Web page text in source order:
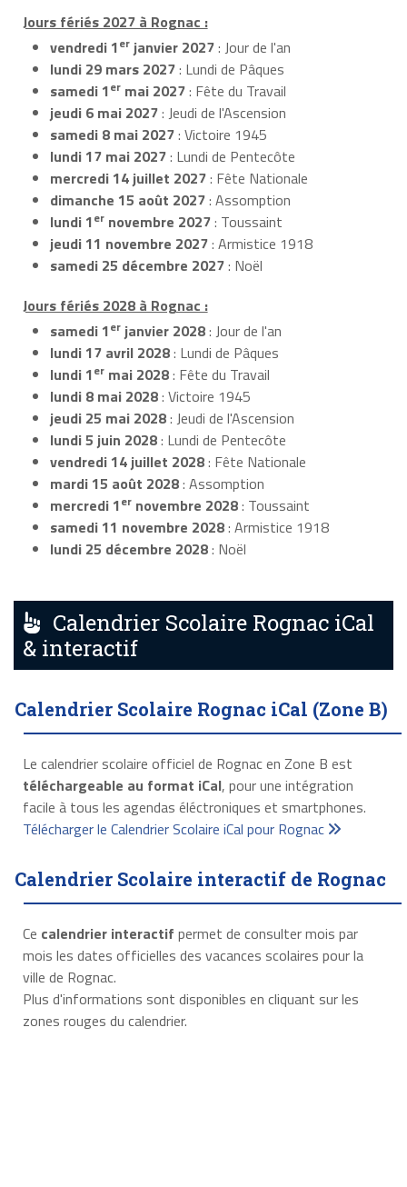
Jours fériés 2027 à Rognac :
vendredi 1er janvier 2027: Jour de l'an
lundi 29 mars 2027: Lundi de Pâques
samedi 1er mai 2027: Fête du Travail
jeudi 6 mai 2027: Jeudi de l'Ascension
samedi 8 mai 2027: Victoire 1945
lundi 17 mai 2027: Lundi de Pentecôte
mercredi 14 juillet 2027: Fête Nationale
dimanche 15 août 2027: Assomption
lundi 1er novembre 2027: Toussaint
jeudi 11 novembre 2027: Armistice 1918
samedi 25 décembre 2027: Noël
Jours fériés 2028 à Rognac :
samedi 1er janvier 2028: Jour de l'an
lundi 17 avril 2028: Lundi de Pâques
lundi 1er mai 2028: Fête du Travail
lundi 8 mai 2028: Victoire 1945
jeudi 25 mai 2028: Jeudi de l'Ascension
lundi 5 juin 2028: Lundi de Pentecôte
vendredi 14 juillet 2028: Fête Nationale
mardi 15 août 2028: Assomption
mercredi 1er novembre 2028: Toussaint
samedi 11 novembre 2028: Armistice 1918
lundi 25 décembre 2028: Noël
Calendrier Scolaire Rognac iCal
& interactif
Calendrier Scolaire Rognac iCal (Zone B)
Le calendrier scolaire officiel de Rognac en Zone B est
téléchargeable au format iCal, pour une intégration
facile à tous les agendas éléctroniques et smartphones.
Télécharger le Calendrier Scolaire iCal pour Rognac
Calendrier Scolaire interactif de Rognac
Ce calendrier interactif permet de consulter mois par
mois les dates officielles des vacances scolaires pour la
ville de Rognac.
Plus d'informations sont disponibles en cliquant sur les
zones rouges du calendrier.